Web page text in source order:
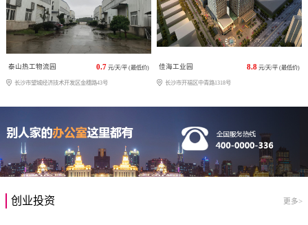
泰山热工物流园 0.7 元/天/平 (最低价)
长沙市望城经济技术开发区金穗路43号
佳海工业园 8.8 元/天/平 (最低价)
长沙市开福区中青路1318号
创业投资 更多>